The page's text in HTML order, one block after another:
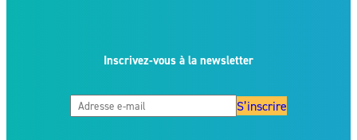
Inscrivez-vous à la newsletter
S’inscrire